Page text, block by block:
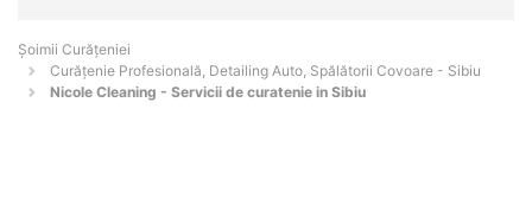
Șoimii Curățeniei
Curățenie Profesională, Detailing Auto, Spălătorii Covoare - Sibiu
Nicole Cleaning - Servicii de curatenie in Sibiu